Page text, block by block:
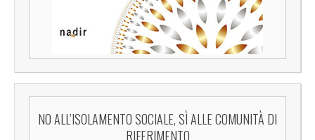
NO ALL’ISOLAMENTO SOCIALE, SÌ ALLE COMUNITÀ DI
RIFERIMENTO